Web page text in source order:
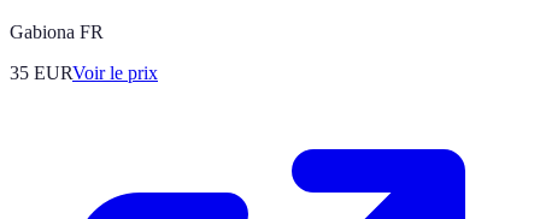
Gabiona FR
35 EURVoir le prix